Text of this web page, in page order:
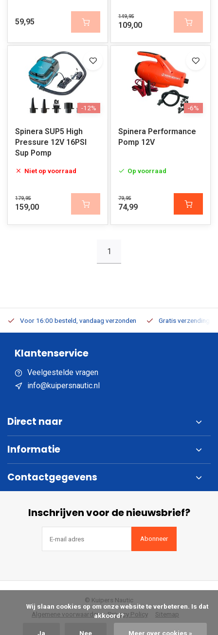
59,95
149,95
109,00
-12%
Spinera SUP5 High
Pressure 12V 16PSI
Sup Pomp
Niet op voorraad
179,95
159,00
-6%
Spinera Performance
Pomp 12V
Op voorraad
79,95
74,99
1
Voor 16:00 besteld, vandaag verzonden Gratis verzending
Klantenservice
Veelgestelde vragen
info@kuipersnautic.nl
Direct naar
Informatie
Contactgegevens
Inschrijven voor de nieuwsbrief?
Abonneer
Algemene voorwaarden Privacy Policy Sitemap
© Kuipers Nautic
akkoord?
Ja Nee Meer over cookies »